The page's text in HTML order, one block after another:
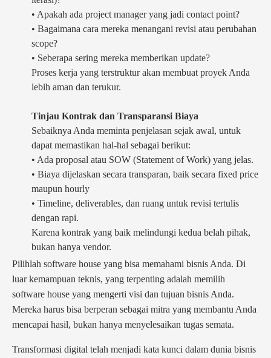
• Apakah ada project manager yang jadi contact point?
• Bagaimana cara mereka menangani revisi atau perubahan
scope?
• Seberapa sering mereka memberikan update?
Proses kerja yang terstruktur akan membuat proyek Anda
lebih aman dan terukur.
Tinjau Kontrak dan Transparansi Biaya
Sebaiknya Anda meminta penjelasan sejak awal, untuk
dapat memastikan hal-hal sebagai berikut:
• Ada proposal atau SOW (Statement of Work) yang jelas.
• Biaya dijelaskan secara transparan, baik secara fixed price
maupun hourly
• Timeline, deliverables, dan ruang untuk revisi tertulis
dengan rapi.
Karena kontrak yang baik melindungi kedua belah pihak,
bukan hanya vendor.
Pilihlah software house yang bisa memahami bisnis Anda. Di
luar kemampuan teknis, yang terpenting adalah memilih
software house yang mengerti visi dan tujuan bisnis Anda.
Mereka harus bisa berperan sebagai mitra yang membantu Anda
mencapai hasil, bukan hanya menyelesaikan tugas semata.
Transformasi digital telah menjadi kata kunci dalam dunia bisnis